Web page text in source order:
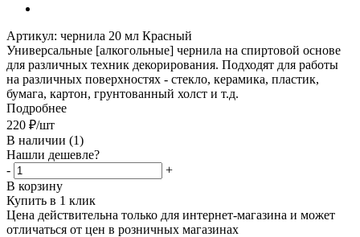
Артикул: чернила 20 мл Красный
Универсальные [алкогольные] чернила на спиртовой основе
для различных техник декорирования. Подходят для работы
на различных поверхностях - стекло, керамика, пластик,
бумага, картон, грунтованный холст и т.д.
Подробнее
220 ₽/шт
В наличии (1)
Нашли дешевле?
-
+
В корзину
Купить в 1 клик
Цена действительна только для интернет-магазина и может
отличаться от цен в розничных магазинах